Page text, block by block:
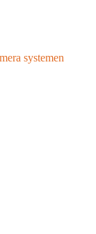
systemen